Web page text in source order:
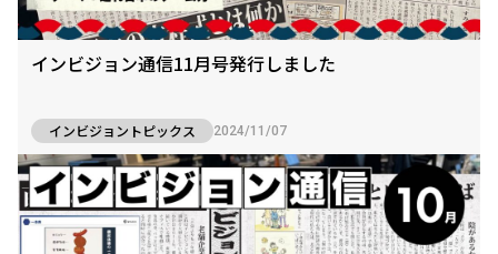
インビジョン通信11月号発行しました
インビジョントピックス 2024/11/07